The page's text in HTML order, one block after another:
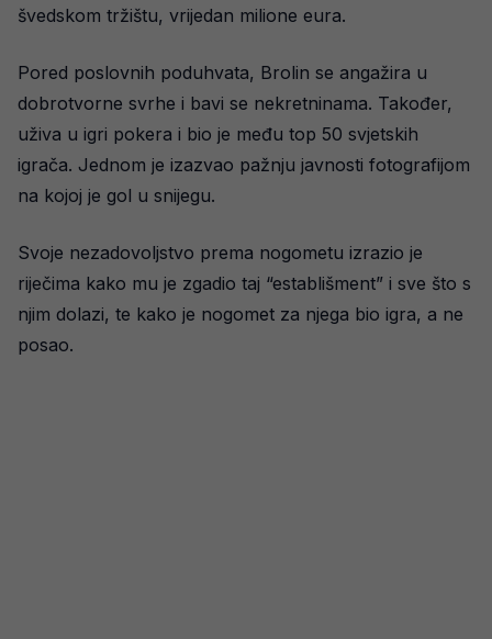
švedskom tržištu, vrijedan milione eura.
Pored poslovnih poduhvata, Brolin se angažira u
dobrotvorne svrhe i bavi se nekretninama. Također,
uživa u igri pokera i bio je među top 50 svjetskih
igrača. Jednom je izazvao pažnju javnosti fotografijom
na kojoj je gol u snijegu.
Svoje nezadovoljstvo prema nogometu izrazio je
riječima kako mu je zgadio taj “establišment” i sve što s
njim dolazi, te kako je nogomet za njega bio igra, a ne
posao.